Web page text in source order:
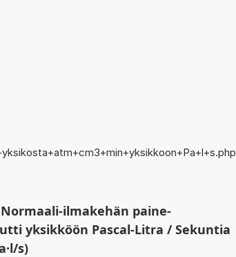
ilmakehän paine-
yksikköön Pascal-Litra / Sekuntia
s)